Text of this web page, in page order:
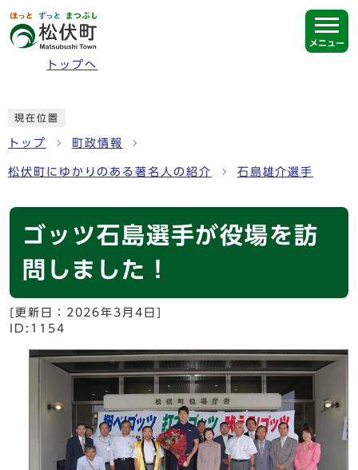
ページの先頭です
トップへ
メニュー
現在位置
トップ 町政情報
松伏町にゆかりのある著名人の紹介 石島雄介選手
ゴッツ石島選手が役場を訪
問しました！
[更新日： 2026年3月4日
ID:1154